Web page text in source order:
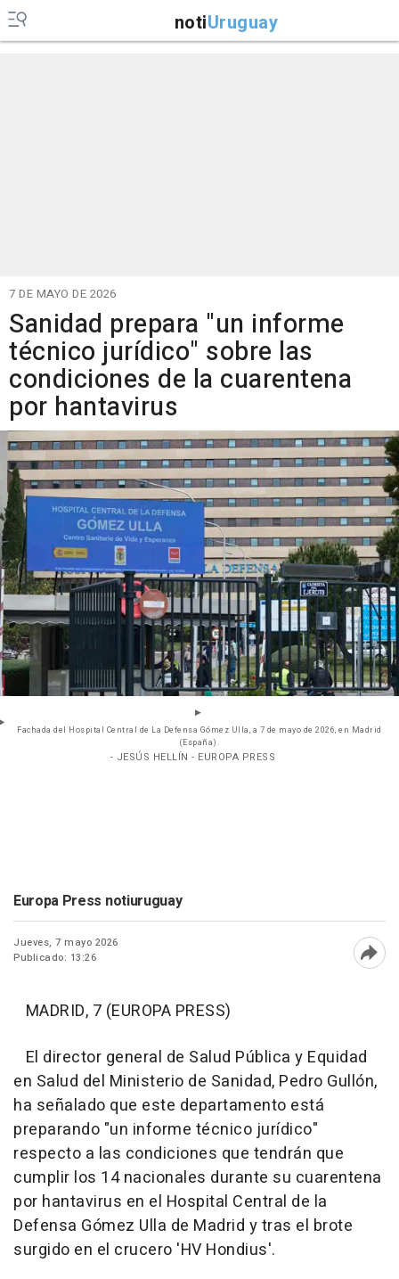
notiUruguay
7 DE MAYO DE 2026
Sanidad prepara "un informe
técnico jurídico" sobre las
condiciones de la cuarentena
por hantavirus
Fachada del Hospital Central de La Defensa Gómez Ulla, a 7 de mayo de 2026, en Madrid
(España).
- JESÚS HELLÍN - EUROPA PRESS
Europa Press notiuruguay
Jueves, 7 mayo 2026
Publicado: 13:26
MADRID, 7 (EUROPA PRESS)
El director general de Salud Pública y Equidad
en Salud del Ministerio de Sanidad, Pedro Gullón,
ha señalado que este departamento está
preparando "un informe técnico jurídico"
respecto a las condiciones que tendrán que
cumplir los 14 nacionales durante su cuarentena
por hantavirus en el Hospital Central de la
Defensa Gómez Ulla de Madrid y tras el brote
surgido en el crucero 'HV Hondius'.